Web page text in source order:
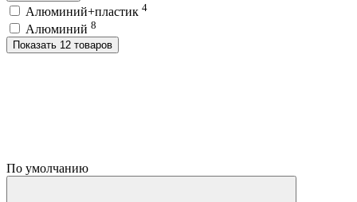
Алюминий+пластик 4
Алюминий 8
Показать 12 товаров
По умолчанию